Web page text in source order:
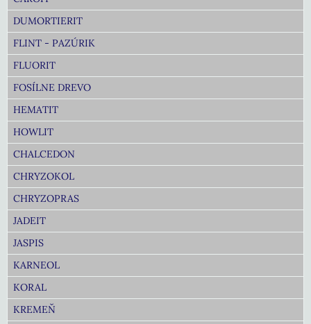
DUMORTIERIT
FLINT - PAZÚRIK
FLUORIT
FOSÍLNE DREVO
HEMATIT
HOWLIT
CHALCEDON
CHRYZOKOL
CHRYZOPRAS
JADEIT
JASPIS
KARNEOL
KORAL
KREMEŇ